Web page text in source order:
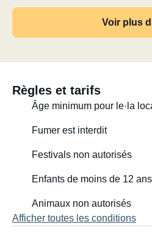
Voir plus
Règles et tarifs
Âge minimum pour le·la
Fumer est interdit
Festivals non autorisés
Enfants de moins de 12
Animaux non autorisés
Afficher toutes les conditions